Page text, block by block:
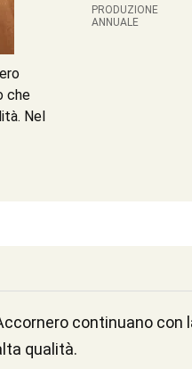
che
Nel
PRODUZIONE
ANNUALE
continuano
qualità.